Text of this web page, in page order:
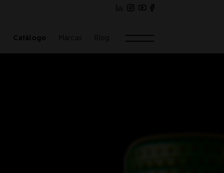
Catálogo Marcas Blog